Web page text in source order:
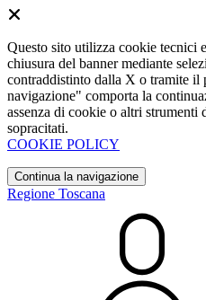
Questo sito utilizza cookie tecnici
chiusura del banner mediante
contraddistinto dalla X o tramite il
navigazione" comporta la
assenza di cookie o altri strumenti
sopracitati.
COOKIE POLICY
Continua la navigazione
Regione Toscana